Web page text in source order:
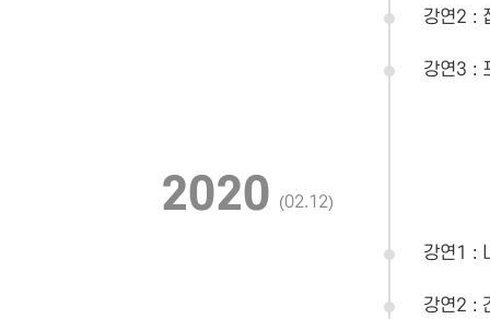
강연2 :
강연3 :
2020 (02.12)
강연1 :
강연2 :